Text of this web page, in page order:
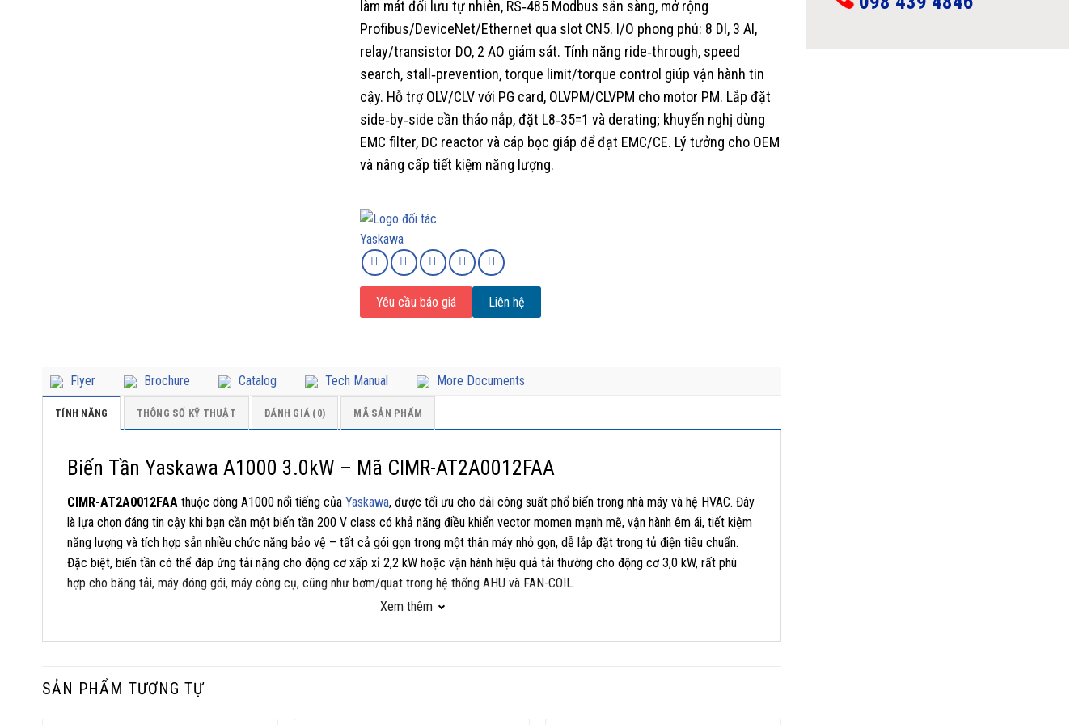
làm mát đối lưu tự nhiên, RS‑485 Modbus sẵn sàng, mở rộng
Profibus/DeviceNet/Ethernet qua slot CN5. I/O phong phú: 8 DI, 3 AI,
relay/transistor DO, 2 AO giám sát. Tính năng ride‑through, speed
search, stall‑prevention, torque limit/torque control giúp vận hành tin
cậy. Hỗ trợ OLV/CLV với PG card, OLVPM/CLVPM cho motor PM. Lắp đặt
side‑by‑side cần tháo nắp, đặt L8‑35=1 và derating; khuyến nghị dùng
EMC filter, DC reactor và cáp bọc giáp để đạt EMC/CE. Lý tưởng cho OEM
và nâng cấp tiết kiệm năng lượng.
Yêu cầu báo giá Liên hệ
Flyer Brochure Catalog Tech Manual More Documents
TÍNH NĂNG THÔNG SỐ KỸ THUẬT ĐÁNH GIÁ (0) MÃ SẢN PHẨM
Biến Tần Yaskawa A1000 3.0kW – Mã CIMR-AT2A0012FAA
CIMR-AT2A0012FAA thuộc dòng A1000 nổi tiếng của Yaskawa, được tối ưu cho dải công suất phổ biến trong nhà máy và hệ HVAC. Đây
là lựa chọn đáng tin cậy khi bạn cần một biến tần 200 V class có khả năng điều khiển vector momen mạnh mẽ, vận hành êm ái, tiết kiệm
năng lượng và tích hợp sẵn nhiều chức năng bảo vệ – tất cả gói gọn trong một thân máy nhỏ gọn, dễ lắp đặt trong tủ điện tiêu chuẩn.
Đặc biệt, biến tần có thể đáp ứng tải nặng cho động cơ xấp xỉ 2,2 kW hoặc vận hành hiệu quả tải thường cho động cơ 3,0 kW, rất phù
hợp cho băng tải, máy đóng gói, máy công cụ, cũng như bơm/quạt trong hệ thống AHU và FAN-COIL.
Với nền tảng điều khiển vector tiên tiến kế thừa từ dòng cao cấp A1000,
Xem thêm
SẢN PHẨM TƯƠNG TỰ